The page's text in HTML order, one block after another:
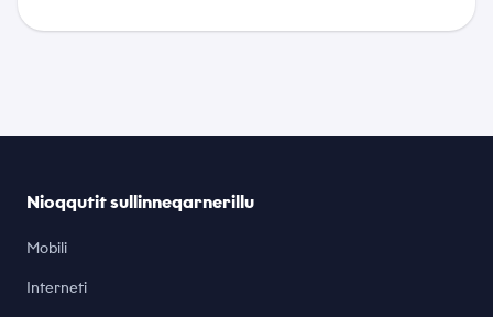
Nioqqutit sullinneqarnerillu
Mobili
Interneti